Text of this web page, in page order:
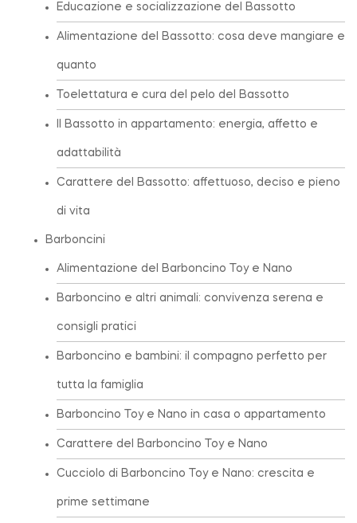
Educazione e socializzazione del Bassotto
Alimentazione del Bassotto: cosa deve mangiare e
quanto
Toelettatura e cura del pelo del Bassotto
Il Bassotto in appartamento: energia, affetto e
adattabilità
Carattere del Bassotto: affettuoso, deciso e pieno
di vita
Barboncini
Alimentazione del Barboncino Toy e Nano
Barboncino e altri animali: convivenza serena e
consigli pratici
Barboncino e bambini: il compagno perfetto per
tutta la famiglia
Barboncino Toy e Nano in casa o appartamento
Carattere del Barboncino Toy e Nano
Cucciolo di Barboncino Toy e Nano: crescita e
prime settimane